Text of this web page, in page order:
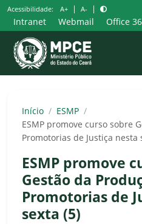
Pular
para
o
conteúdo
Acessibilidade: A+ | A- |
Intranet Webmail Office
Início / ESMP /
ESMP promove curso sobre
Promotorias de Justiça nesta
ESMP promove
Gestão da
Promotorias de
sexta (5)